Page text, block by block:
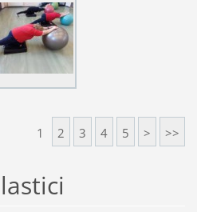
1 2 3 4 5 > >>